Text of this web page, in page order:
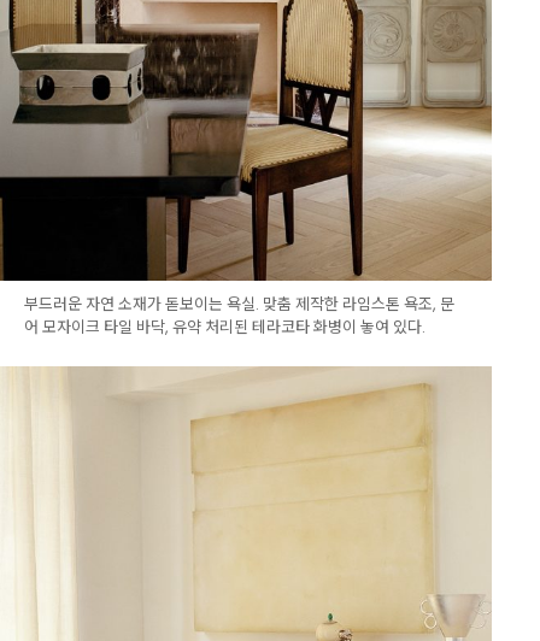
부드러운 자연 소재가 돋보이는 욕실. 맞춤 제작한 라임스톤 욕조, 문
어 모자이크 타일 바닥, 유약 처리된 테라코타 화병이 놓여 있다.